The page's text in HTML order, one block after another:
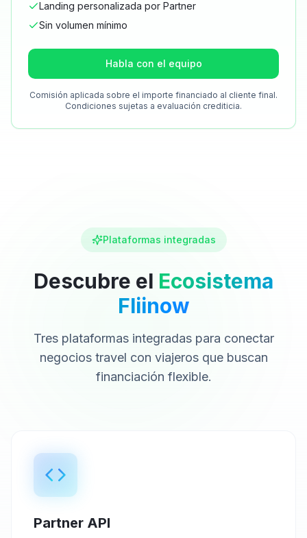
Landing personalizada por Partner
Sin volumen mínimo
Habla con el equipo
Comisión aplicada sobre el importe financiado al cliente final.
Condiciones sujetas a evaluación crediticia.
Plataformas integradas
Descubre el Ecosistema
Fliinow
Tres plataformas integradas para conectar
negocios travel con viajeros que buscan
financiación flexible.
Partner API